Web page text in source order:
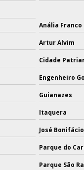
Anália Franco
Artur Alvim
Cidade
Engenheiro
Guianazes
Itaquera
José Bonifácio
Parque do
Parque São